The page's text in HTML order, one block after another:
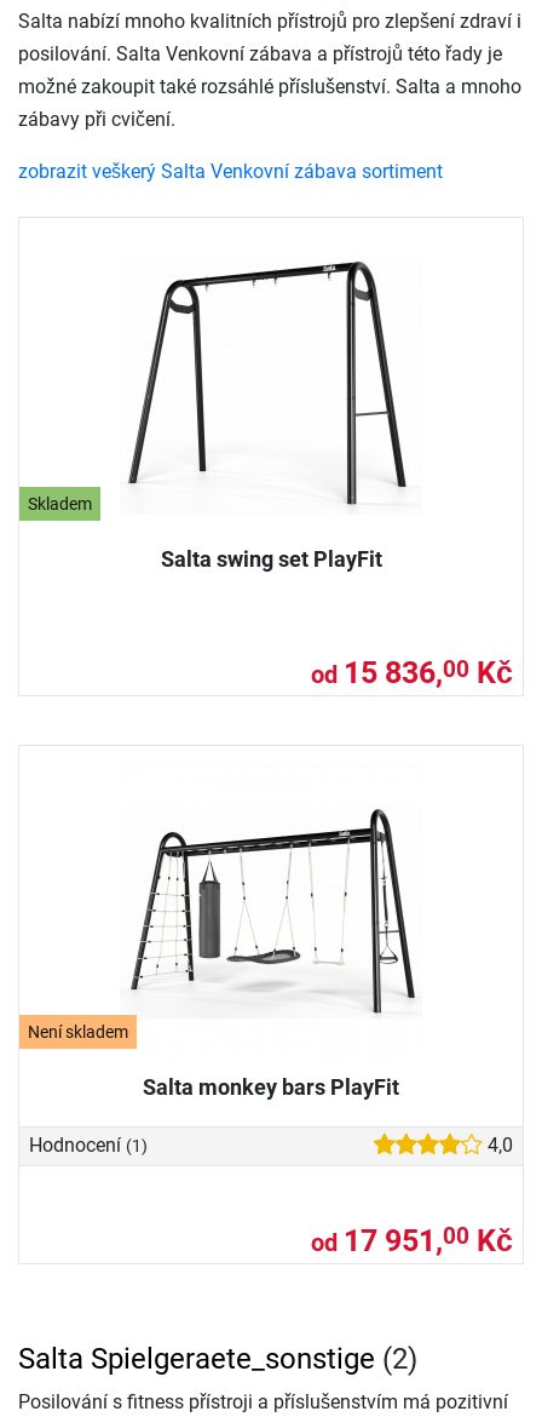
Skladem
Salta swing set PlayFit
od 15 836,00 Kč
Není skladem
Salta monkey bars PlayFit
Hodnocení (1) 4,0
od 17 951,00 Kč
Salta nabízí mnoho kvalitních přístrojů pro zlepšení zdraví i
posilování. Salta Venkovní zábava a přístrojů této řady je
možné zakoupit také rozsáhlé příslušenství. Salta a mnoho
zábavy při cvičení.
zobrazit veškerý Salta Venkovní zábava sortiment
Salta Spielgeraete_sonstige (2)
Posilování s fitness přístroji a příslušenstvím má pozitivní